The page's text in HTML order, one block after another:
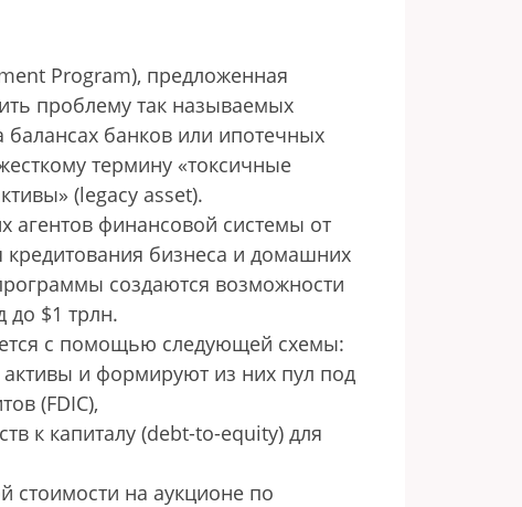
Program), предложенная
проблему так называемых
балансах банков или ипотечных
термину «токсичные
(legacy asset).
агентов финансовой системы от
бизнеса и домашних
создаются возможности
до $1 трлн.
с помощью следующей схемы:
и формируют из них пул под
(FDIC),
к капиталу (debt-to-equity) для
стоимости на аукционе по